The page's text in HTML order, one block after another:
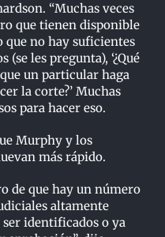
“Muchas veces
que tienen disponible
que no hay suficientes
(se les pregunta), ‘¿Qué
un particular haga
la corte?’ Muchas
para hacer eso.
Murphy y los
más rápido.
de que hay un número
altamente
ser identificados o ya